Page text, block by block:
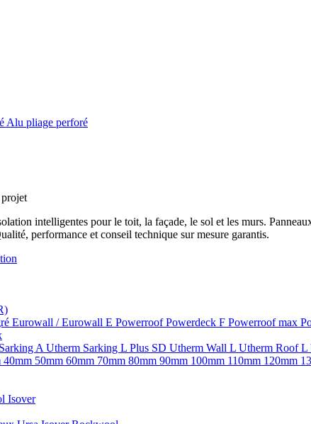
Alu pliage perforé
intelligentes pour le toit, la façade, le sol et les murs.
performance et conseil technique sur mesure garantis.
Eurowall / Eurowall E PowerroofPowerdeck F Powerroof max
A Utherm Sarking L Plus SD Utherm Wall L Utherm Roof L
40mm 50mm 60mm 70mm 80mm 90mm 100mm 110mm 120mm
Isover